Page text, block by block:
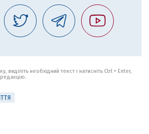
виділіть необхідний текст і натисніть Ctrl + Enter,